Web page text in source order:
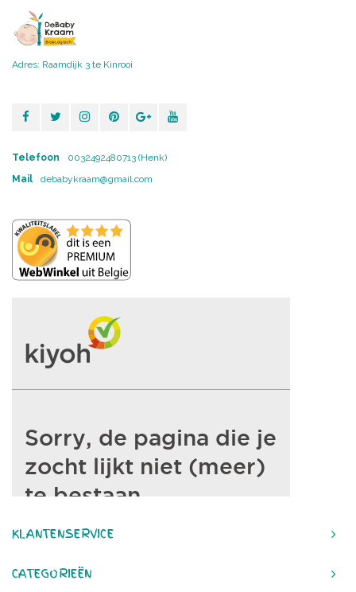
Adres: Raamdijk 3 te Kinrooi
Telefoon
0032492480713 (Henk)
Mail
debabykraam@gmail.com
KLANTENSERVICE
CATEGORIEËN